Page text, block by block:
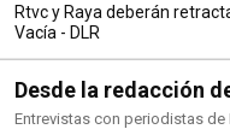
Rtvc y Raya deberán
Vacía - DLR
Desde la redacción
Entrevistas con periodistas de